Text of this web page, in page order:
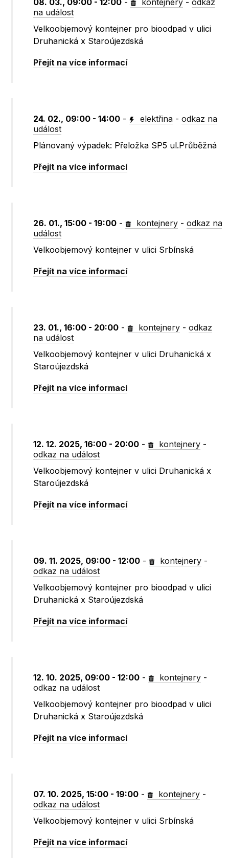
08. 03., 09:00 - 12:00 - kontejnery -odkaz
na událost
Velkoobjemový kontejner pro bioodpad v ulici
Druhanická x Staroújezdská
Přejít na více informací
24. 02., 09:00 - 14:00 - elektřina -odkaz na
událost
Plánovaný výpadek: Přeložka SP5 ul.Průběžná
Přejít na více informací
26. 01., 15:00 - 19:00 - kontejnery -odkaz na
událost
Velkoobjemový kontejner v ulici Srbínská
Přejít na více informací
23. 01., 16:00 - 20:00 - kontejnery -odkaz
na událost
Velkoobjemový kontejner v ulici Druhanická x
Staroújezdská
Přejít na více informací
12. 12. 2025, 16:00 - 20:00 - kontejnery -
odkaz na událost
Velkoobjemový kontejner v ulici Druhanická x
Staroújezdská
Přejít na více informací
09. 11. 2025, 09:00 - 12:00 - kontejnery -
odkaz na událost
Velkoobjemový kontejner pro bioodpad v ulici
Druhanická x Staroújezdská
Přejít na více informací
12. 10. 2025, 09:00 - 12:00 - kontejnery -
odkaz na událost
Velkoobjemový kontejner pro bioodpad v ulici
Druhanická x Staroújezdská
Přejít na více informací
07. 10. 2025, 15:00 - 19:00 - kontejnery -
odkaz na událost
Velkoobjemový kontejner v ulici Srbínská
Přejít na více informací